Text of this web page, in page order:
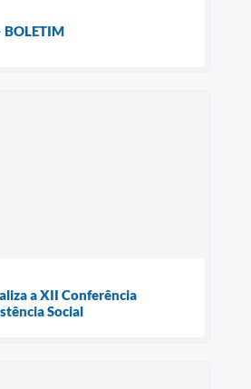
BOLETIM
a XII Conferência
Social